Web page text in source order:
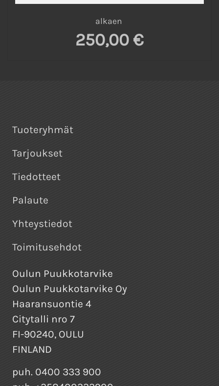
alkaen
250,00 €
Tuoteryhmät
Tarjoukset
Tiedotteet
Palaute
Yhteystiedot
Toimitusehdot
Oulun Puukkotarvike
Oulun Puukkotarvike Oy
Haaransuontie 4
Citytalli nro 7
FI-90240, OULU
FINLAND
puh. 0400 333 900